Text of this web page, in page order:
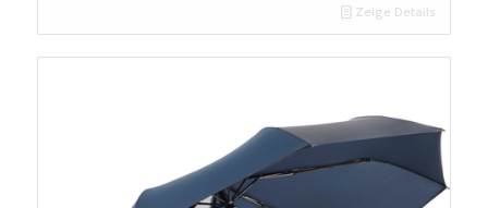
Zeige Details